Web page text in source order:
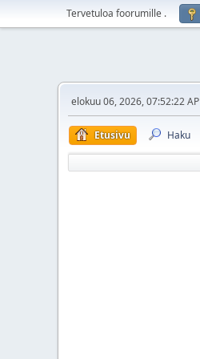
Tervetuloa foorumille .
elokuu 06, 2026, 07:52:22 AP
Etusivu Haku